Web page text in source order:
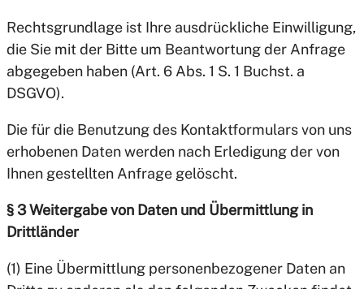
Rechtsgrundlage ist Ihre ausdrückliche Einwilligung,
die Sie mit der Bitte um Beantwortung der Anfrage
abgegeben haben (Art. 6 Abs. 1 S. 1 Buchst. a
DSGVO).
Die für die Benutzung des Kontaktformulars von uns
erhobenen Daten werden nach Erledigung der von
Ihnen gestellten Anfrage gelöscht.
§ 3 Weitergabe von Daten und Übermittlung in
Drittländer
(1) Eine Übermittlung personenbezogener Daten an